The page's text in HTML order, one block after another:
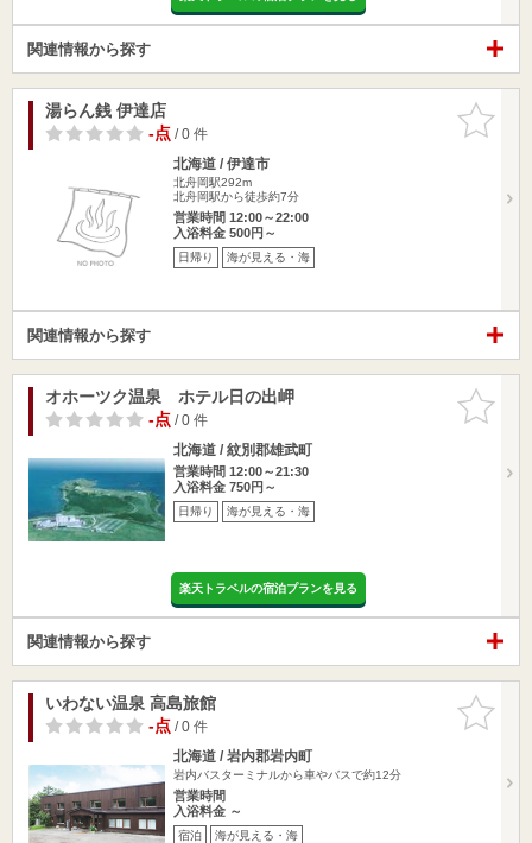
関連情報から探す
お気に入
りに追加
湯らん銭 伊達店
-点/ 0 件
北海道 / 伊達市
北舟岡駅292m
北舟岡駅から徒歩約7分
営業時間 12:00～22:00
入浴料金 500円～
日帰り 海が見える・海
関連情報から探す
お気に入
りに追加
オホーツク温泉 ホテル日の出岬
-点/ 0 件
北海道 / 紋別郡雄武町
営業時間 12:00～21:30
入浴料金 750円～
日帰り 海が見える・海
楽天トラベルの宿泊プランを見る
関連情報から探す
お気に入
りに追加
いわない温泉 高島旅館
-点/ 0 件
北海道 / 岩内郡岩内町
岩内バスターミナルから車やバスで約12分
営業時間
入浴料金 ～
宿泊 海が見える・海